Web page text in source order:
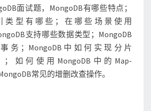
5
）
M
o
n
g
o
S
面试题，MongoDB有哪些特点；
类型有哪些；在哪些场景使用
支持哪些数据类型；MongoDB
务；MongoDB中如何实现分片
；如何使用MongoDB中的Map-
常见的增删改查操作。